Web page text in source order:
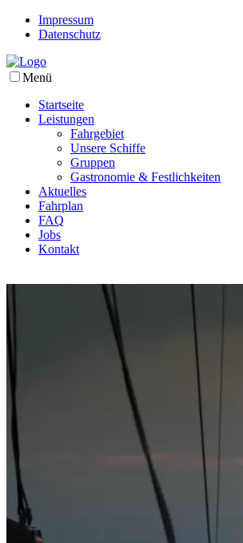
Impressum
Datenschutz
Menü
Startseite
Leistungen
Fahrgebiet
Unsere Schiffe
Gruppen
Gastronomie & Festlichkeiten
Aktuelles
Fahrplan
FAQ
Jobs
Kontakt